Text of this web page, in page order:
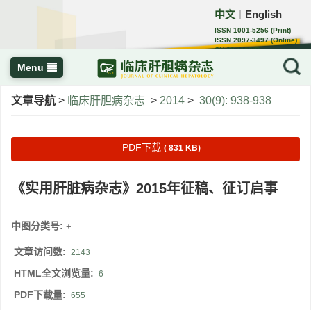
中文 English
ISSN 1001-5256 (Print)
ISSN 2097-3497 (Online)
CN 22-1108/R
Menu
文章导航 > 临床肝胆病杂志 > 2014 > 30(9): 938-938
PDF下载 ( 831 KB)
《实用肝脏病杂志》2015年征稿、征订启事
中图分类号: +
文章访问数: 2143
HTML全文浏览量: 6
PDF下载量: 655